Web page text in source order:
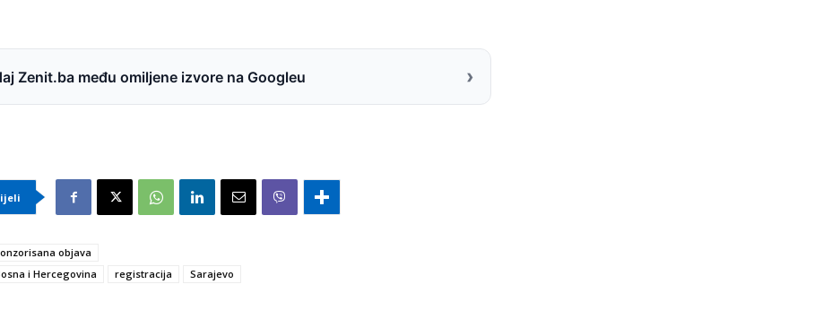
Zenit.ba među omiljene izvore na Googleu ›
objava
i Hercegovina registracija Sarajevo